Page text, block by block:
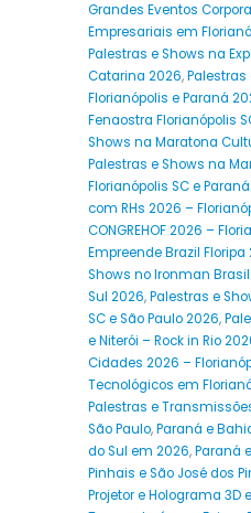
Grandes Eventos
Empresariais em
Palestras e Shows na
Catarina 2026,Palestras
Florianópolis e Paraná
Fenaostra Florianópolis
Shows na Maratona
Palestras e Shows na
Florianópolis SC e
com RHs 2026 –
CONGREHOF 2026 –
Empreende Brazil
Shows no Ironman Brasil
Sul 2026,Palestras e
SC e São Paulo 2026,
e Niterói – Rock in Rio
Cidades 2026 –
Tecnológicos em
Palestras e
São Paulo,Paraná e
do Sul em 2026,Paraná
Pinhais e São José dos
Projetor e Holograma